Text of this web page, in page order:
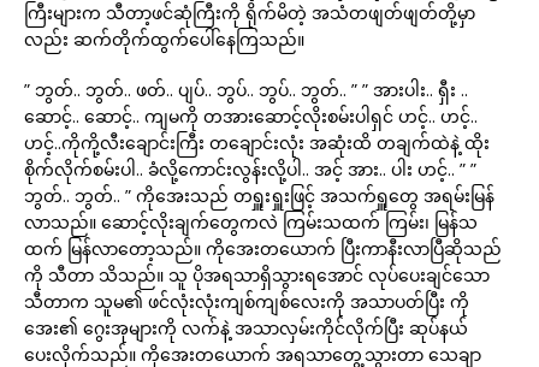
ကြီးများက သီတာ့ဖင်ဆုံကြီးကို ရိုက်မိတဲ့ အသံတဖျတ်ဖျတ်တို့မှာ
လည်း ဆက်တိုက်ထွက်ပေါ်နေကြသည်။
” ဘွတ်.. ဘွတ်.. ဖတ်.. ပျပ်.. ဘွပ်.. ဘွပ်.. ဘွတ်.. ” ” အားပါး.. ရှီး ..
ဆောင့်.. ဆောင့်.. ကျမကို တအားဆောင့်လိုးစမ်းပါရှင် ဟင့်.. ဟင့်..
ဟင့်..ကိုကို့လီးချောင်းကြီး တချောင်းလုံး အဆုံးထိ တချက်ထဲနဲ့ ထိုး
စိုက်လိုက်စမ်းပါ.. ခံလို့ကောင်းလွန်းလို့ပါ.. အင့် အား.. ပါး ဟင့်.. ” ”
ဘွတ်.. ဘွတ်.. ” ကိုအေးသည် တရှူးရှူးဖြင့် အသက်ရှူတွေ အရမ်းမြန်
လာသည်။ ဆောင့်လိုးချက်တွေကလဲ ကြမ်းသထက် ကြမ်း၊ မြန်သ
ထက် မြန်လာတော့သည်။ ကိုအေးတယောက် ပြီးကာနီးလာပြီဆိုသည်
ကို သီတာ သိသည်။ သူ ပိုအရသာရှိသွားရအောင် လုပ်ပေးချင်သော
သီတာက သူမ၏ ဖင်လုံးလုံးကျစ်ကျစ်လေးကို အသာပတ်ပြီး ကို
အေး၏ ဂွေးအုများကို လက်နဲ့ အသာလှမ်းကိုင်လိုက်ပြီး ဆုပ်နယ်
ပေးလိုက်သည်။ ကိုအေးတယောက် အရသာတွေ့သွားတာ သေချာ